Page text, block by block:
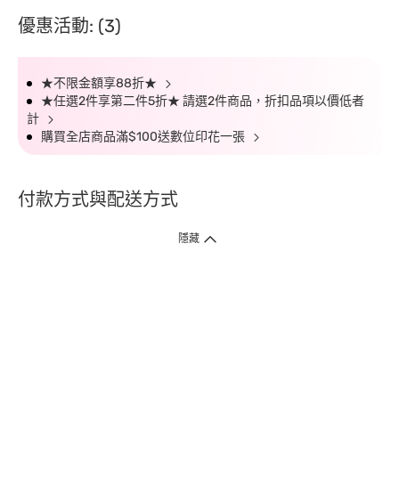
優惠活動: (3)
★不限金額享88折★
★任選2件享第二件5折★ 請選2件商品，折扣品項以價低者
計
購買全店商品滿$100送數位印花一張
付款方式與配送方式
隱藏